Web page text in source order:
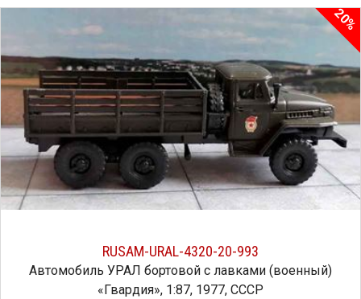
RUSAM-URAL-4320-20-993
Автомобиль УРАЛ бортовой с лавками (военный)
«Гвардия», 1:87, 1977, СССР
20%